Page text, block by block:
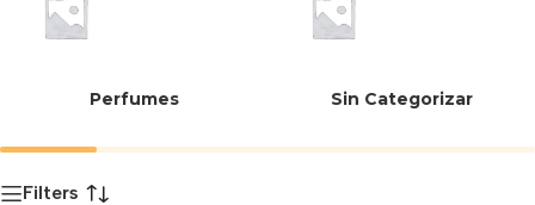
Perfumes Sin Categorizar
Filters